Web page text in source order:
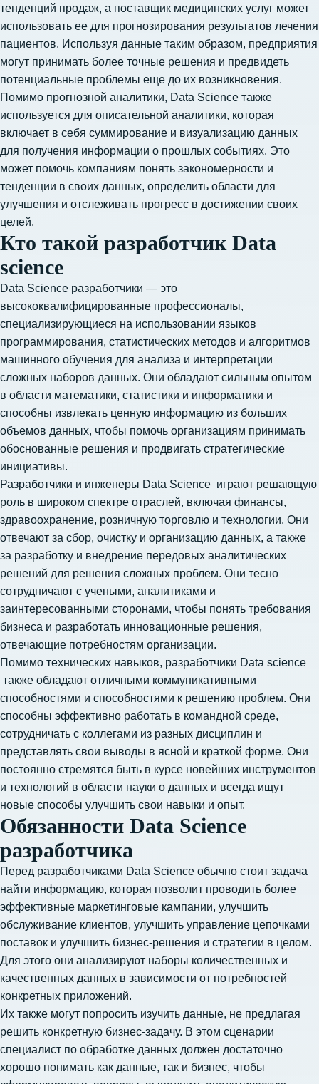
тенденций продаж, а поставщик медицинских услуг может
использовать ее для прогнозирования результатов лечения
пациентов. Используя данные таким образом, предприятия
могут принимать более точные решения и предвидеть
потенциальные проблемы еще до их возникновения.
Помимо прогнозной аналитики, Data Science также
используется для описательной аналитики, которая
включает в себя суммирование и визуализацию данных
для получения информации о прошлых событиях. Это
может помочь компаниям понять закономерности и
тенденции в своих данных, определить области для
улучшения и отслеживать прогресс в достижении своих
целей.
Кто такой разработчик Data
science
Data Science разработчики — это
высококвалифицированные профессионалы,
специализирующиеся на использовании языков
программирования, статистических методов и алгоритмов
машинного обучения для анализа и интерпретации
сложных наборов данных. Они обладают сильным опытом
в области математики, статистики и информатики и
способны извлекать ценную информацию из больших
объемов данных, чтобы помочь организациям принимать
обоснованные решения и продвигать стратегические
инициативы.
Разработчики и инженеры Data Science играют решающую
роль в широком спектре отраслей, включая финансы,
здравоохранение, розничную торговлю и технологии. Они
отвечают за сбор, очистку и организацию данных, а также
за разработку и внедрение передовых аналитических
решений для решения сложных проблем. Они тесно
сотрудничают с учеными, аналитиками и
заинтересованными сторонами, чтобы понять требования
бизнеса и разработать инновационные решения,
отвечающие потребностям организации.
Помимо технических навыков, разработчики Data science
также обладают отличными коммуникативными
способностями и способностями к решению проблем. Они
способны эффективно работать в командной среде,
сотрудничать с коллегами из разных дисциплин и
представлять свои выводы в ясной и краткой форме. Они
постоянно стремятся быть в курсе новейших инструментов
и технологий в области науки о данных и всегда ищут
новые способы улучшить свои навыки и опыт.
Обязанности Data Science
разработчика
Перед разработчиками Data Science обычно стоит задача
найти информацию, которая позволит проводить более
эффективные маркетинговые кампании, улучшить
обслуживание клиентов, улучшить управление цепочками
поставок и улучшить бизнес-решения и стратегии в целом.
Для этого они анализируют наборы количественных и
качественных данных в зависимости от потребностей
конкретных приложений.
Их также могут попросить изучить данные, не предлагая
решить конкретную бизнес-задачу. В этом сценарии
специалист по обработке данных должен достаточно
хорошо понимать как данные, так и бизнес, чтобы